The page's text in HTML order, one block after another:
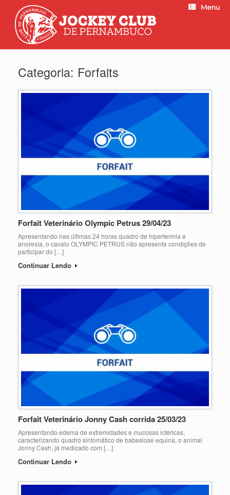
Menu
Categoria: Forfaits
Forfait Veterinário Olympic Petrus 29/04/23
Apresentando nas últimas 24 horas quadro de hipertermia e
anorexia, o cavalo OLYMPIC PETRUS não apresenta condições de
participar do […]
Continuar Lendo
Forfait Veterinário Jonny Cash corrida 25/03/23
Apresentando edema de extremidades e mucosas ictéricas,
caracterizando quadro sintomático de babesiose equina, o animal
Jonny Cash, já medicado com […]
Continuar Lendo